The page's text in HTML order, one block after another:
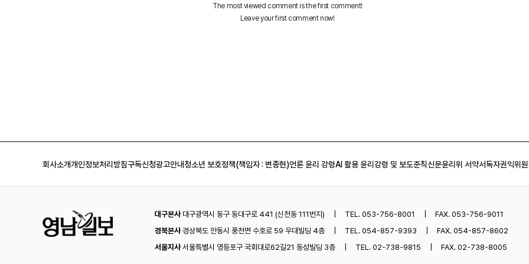
회사소개개인정보처리방침구독신청광고안내청소년 보호정책(책임자 : 변종현)언론 윤리 강령AI 활용 윤리강령 및 보도준칙신문윤리위 서약서독자권익위
대구본사대구광역시 동구 동대구로 441 (신천동 111번지) TEL. 053-756-8001
FAX. 053-756-9011
경북본사경상북도 안동시 풍천면 수호로 59 우대빌딩 4층 TEL. 054-857-9393
FAX. 054-857-8602
서울지사서울특별시 영등포구 국회대로62길21 동성빌딩 3층 TEL. 02-738-9815 FAX. 02-738-8005